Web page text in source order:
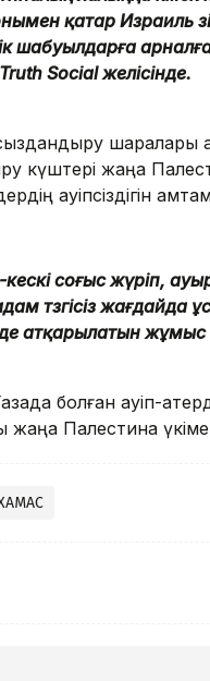
қатар Израиль
шабуылдарға
Social желісінде.
шаралары
күштері жаңа
қауіпсіздігін
кескі соғыс жүріп,
төзгісіз жағдайда
атқарылатын жұмыс
болған қауіп-
жаңа Палестина